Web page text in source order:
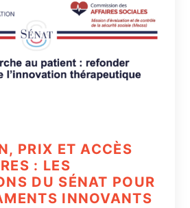
PRIX ET ACCÈS
: LES
DU SÉNAT POUR
INNOVANTS